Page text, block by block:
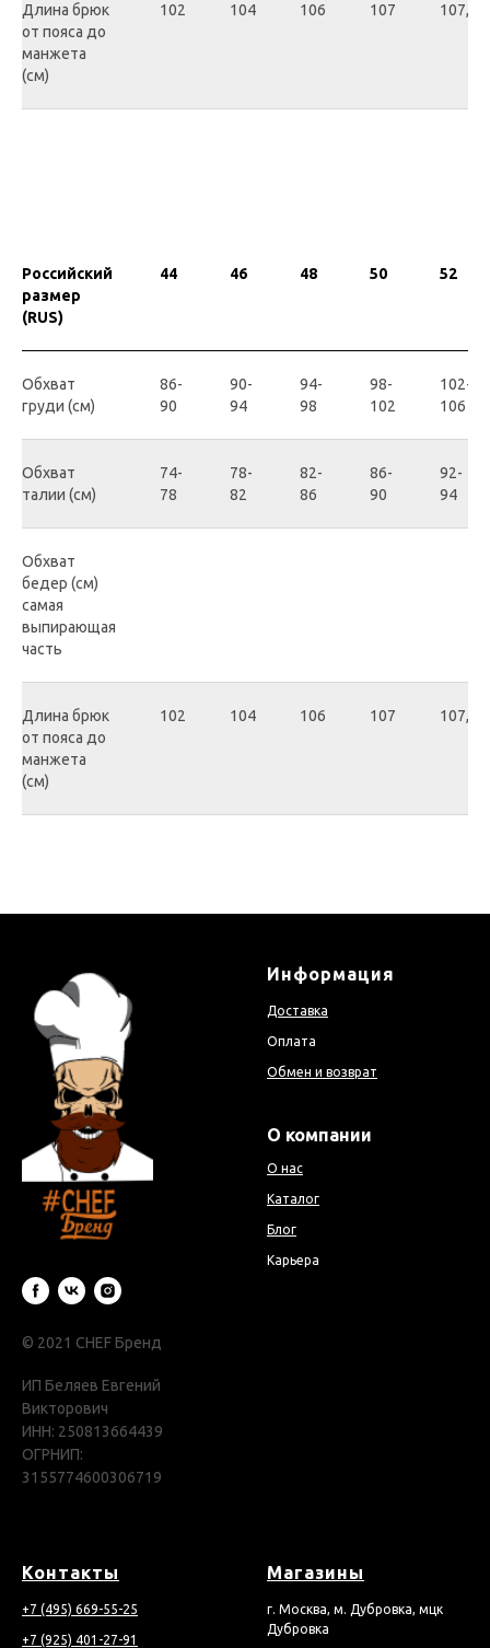
Длина брюк
от пояса до
манжета
(см)
102 104 106 107 107,5
Российский
размер
(RUS)
44 46 48 50 52
Обхват
груди (см)
86-
90
90-
94
94-
98
98-
102
102-
106
Обхват
талии (см)
74-
78
78-
82
82-
86
86-
90
92-
94
Обхват
бедер (см)
самая
выпирающая
часть
Длина брюк
от пояса до
манжета
(см)
102 104 106 107 107,5
© 2021 CHEF Бренд
ИП Беляев Евгений
Викторович
ИНН: 250813664439
ОГРНИП:
3155774600306719
Информация
Доставка
Оплата
Обмен и возврат
О компании
О нас
Каталог
Блог
Карьера
Контакты
+7 (495) 669-55-25
+7 (925) 401-27-91
Магазины
г. Москва, м. Дубровка, мцк
Дубровка